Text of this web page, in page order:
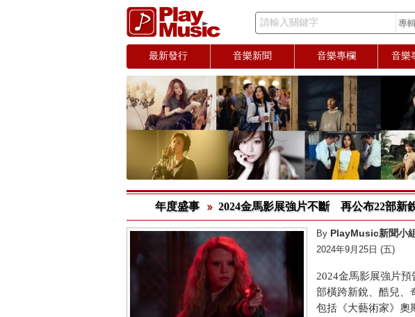
請輸入關鍵字
最新發行 音樂新聞 音樂專欄 音樂
年度盛事 2024金馬影展強片不斷 再公布22部新
By PlayMusic新聞小組
2024年9月25日 (五)
2024金馬影展強片
部橫跨新銳、酷兒、
包括《大藝術家》奧